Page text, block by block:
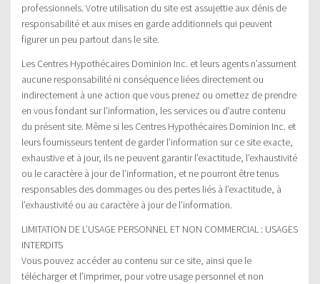
professionnels. Votre utilisation du site est assujettie aux dénis de
responsabilité et aux mises en garde additionnels qui peuvent
figurer un peu partout dans le site.
Les Centres Hypothécaires Dominion Inc. et leurs agents n’assument
aucune responsabilité ni conséquence liées directement ou
indirectement à une action que vous prenez ou omettez de prendre
en vous fondant sur l’information, les services ou d’autre contenu
du présent site. Même si les Centres Hypothécaires Dominion Inc. et
leurs fournisseurs tentent de garder l’information sur ce site exacte,
exhaustive et à jour, ils ne peuvent garantir l’exactitude, l’exhaustivité
ou le caractère à jour de l’information, et ne pourront être tenus
responsables des dommages ou des pertes liés à l’exactitude, à
l’exhaustivité ou au caractère à jour de l’information.
LIMITATION DE L’USAGE PERSONNEL ET NON COMMERCIAL : USAGES
INTERDITS
Vous pouvez accéder au contenu sur ce site, ainsi que le
télécharger et l’imprimer, pour votre usage personnel et non